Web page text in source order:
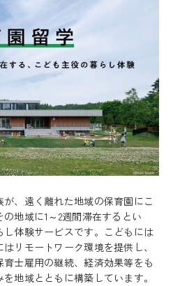
、遠く離れた地域の保育園にこ
地域に1～2週間滞在するとい
体験サービスです。こどもには
リモートワーク環境を提供し、
士雇用の継続、経済効果等をも
地域とともに構築しています。